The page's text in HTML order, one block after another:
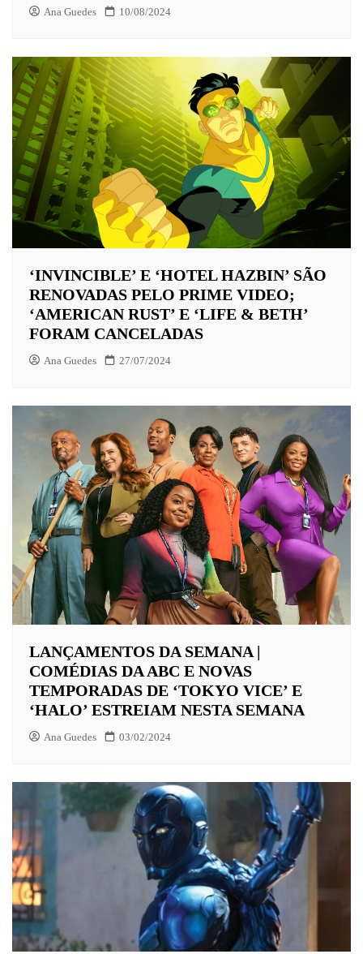
Ana Guedes 10/08/2024
‘INVINCIBLE’ E ‘HOTEL HAZBIN’ SÃO
RENOVADAS PELO PRIME VIDEO;
‘AMERICAN RUST’ E ‘LIFE & BETH’
FORAM CANCELADAS
Ana Guedes 27/07/2024
LANÇAMENTOS DA SEMANA |
COMÉDIAS DA ABC E NOVAS
TEMPORADAS DE ‘TOKYO VICE’ E
‘HALO’ ESTREIAM NESTA SEMANA
Ana Guedes 03/02/2024